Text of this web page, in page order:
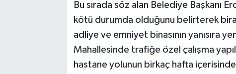
Bu sırada söz alan Belediye Başkanı
kötü durumda olduğunu belirterek
adliye ve emniyet binasının yanısıra
Mahallesinde trafiğe özel çalışma
hastane yolunun birkaç hafta içerisinde